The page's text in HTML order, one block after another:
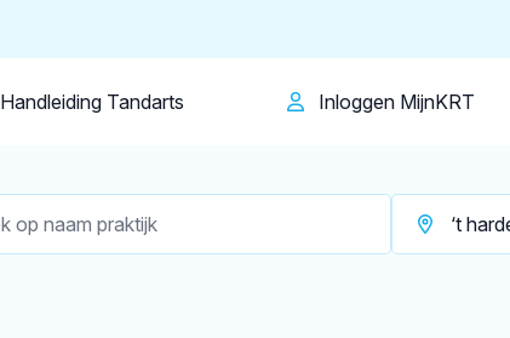
Handleiding Tandarts Inloggen MijnKRT